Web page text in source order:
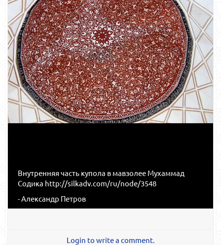
Внутренняя часть купола в мавзолее Мухаммад
Содика http://silkadv.com/ru/node/3548
- Александр Петров
Login to write a comment.